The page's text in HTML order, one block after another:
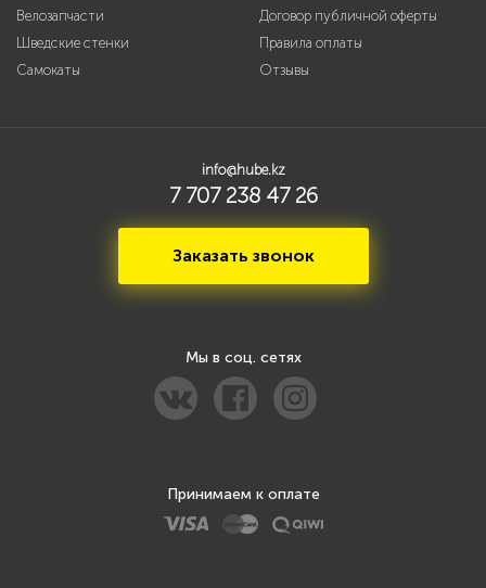
Велозапчасти
Шведские стенки
Самокаты
Договор публичной оферты
Правила оплаты
Отзывы
info@hube.kz
7 707 238 47 26
Заказать звонок
Мы в соц. сетях
Принимаем к оплате